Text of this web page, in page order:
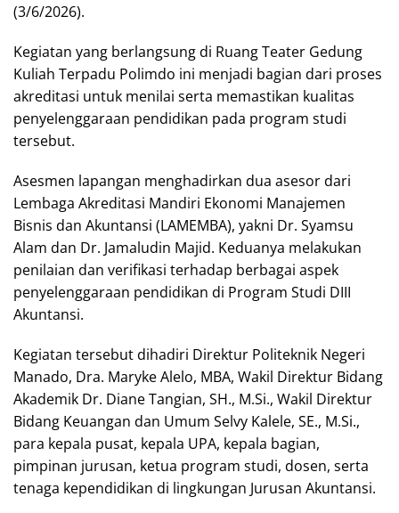
(3/6/2026).
Kegiatan yang berlangsung di Ruang Teater Gedung
Kuliah Terpadu Polimdo ini menjadi bagian dari proses
akreditasi untuk menilai serta memastikan kualitas
penyelenggaraan pendidikan pada program studi
tersebut.
Asesmen lapangan menghadirkan dua asesor dari
Lembaga Akreditasi Mandiri Ekonomi Manajemen
Bisnis dan Akuntansi (LAMEMBA), yakni Dr. Syamsu
Alam dan Dr. Jamaludin Majid. Keduanya melakukan
penilaian dan verifikasi terhadap berbagai aspek
penyelenggaraan pendidikan di Program Studi DIII
Akuntansi.
Kegiatan tersebut dihadiri Direktur Politeknik Negeri
Manado, Dra. Maryke Alelo, MBA, Wakil Direktur Bidang
Akademik Dr. Diane Tangian, SH., M.Si., Wakil Direktur
Bidang Keuangan dan Umum Selvy Kalele, SE., M.Si.,
para kepala pusat, kepala UPA, kepala bagian,
pimpinan jurusan, ketua program studi, dosen, serta
tenaga kependidikan di lingkungan Jurusan Akuntansi.